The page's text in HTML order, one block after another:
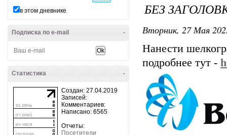
в этом дневнике
-
Подписка по e-mail
-
Статистика
Создан: 27.04.2019
Записей:
Комментариев:
Написано: 6565
Отчеты:
Посетители
БЕЗ
Вторник, 27 Мая
Нанести
подробнее тут -